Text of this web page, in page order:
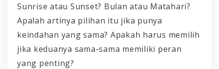
Sunrise atau Sunset? Bulan atau Matahari?
Apalah artinya pilihan itu jika punya
keindahan yang sama? Apakah harus memilih
jika keduanya sama-sama memiliki peran
yang penting?